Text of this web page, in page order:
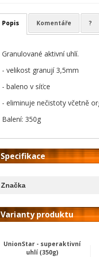
Popis Komentáře ?
Granulované aktivní uhlí.
- velikost granují 3,5mm
- baleno v síťce
- eliminuje nečistoty včetně
Balení: 350g
Specifikace
Značka
Varianty produktu
UnionStar - superaktivní
uhlí (350g)